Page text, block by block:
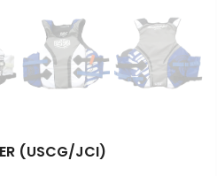
(USCG/JCI)